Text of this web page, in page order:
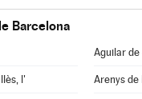
Barcelona
Aguilar de
l' Arenys de